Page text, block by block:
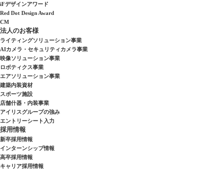
iFデザインアワード
Red Dot Design Award
CM
法人のお客様
ライティングソリューション事業
AIカメラ・セキュリティカメラ事業
映像ソリューション事業
ロボティクス事業
エアソリューション事業
建築内装資材
スポーツ施設
店舗什器・内装事業
アイリスグループの強み
エントリーシート入力
採用情報
新卒採用情報
インターンシップ情報
高卒採用情報
キャリア採用情報